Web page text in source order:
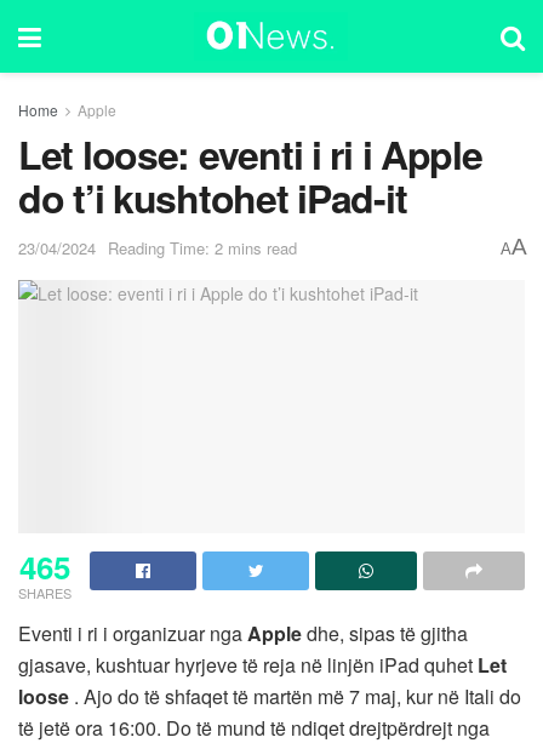
Home Apple
Let loose: eventi i ri i Apple
do t’i kushtohet iPad-it
23/04/2024 Reading Time: 2 mins read AA
465
SHARES
Eventi i ri i organizuar ngaAppledhe, sipas të gjitha
gjasave, kushtuar hyrjeve të reja në linjën iPad quhet Let
loose . Ajo do të shfaqet të martën më 7 maj, kur në Itali do
të jetë ora 16:00. Do të mund të ndiqet drejtpërdrejt nga